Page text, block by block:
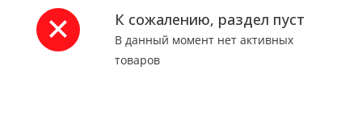
К сожалению, раздел пуст
В данный момент нет активных
товаров